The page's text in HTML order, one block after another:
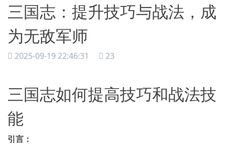
三国志：提升技巧与战法，成
为无敌军师
2025-09-19 22:46:31 23
三国志如何提高技巧和战法技
能
引言：